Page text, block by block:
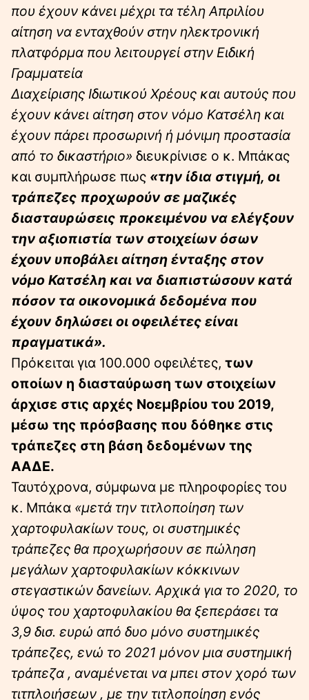
που έχουν κάνει μέχρι τα τέλη Απριλίου
αίτηση να ενταχθούν στην ηλεκτρονική
πλατφόρμα που λειτουργεί στην Ειδική
Γραμματεία
Διαχείρισης Ιδιωτικού Χρέους και αυτούς που
έχουν κάνει αίτηση στον νόμο Κατσέλη και
έχουν πάρει προσωρινή ή μόνιμη προστασία
από το δικαστήριο» διευκρίνισε ο κ. Μπάκας
και συμπλήρωσε πως «την ίδια στιγμή, οι
τράπεζες προχωρούν σε μαζικές
διασταυρώσεις προκειμένου να ελέγξουν
την αξιοπιστία των στοιχείων όσων
έχουν υποβάλει αίτηση ένταξης στον
νόμο Κατσέλη και να διαπιστώσουν κατά
πόσον τα οικονομικά δεδομένα που
έχουν δηλώσει οι οφειλέτες είναι
πραγματικά».
Πρόκειται για 100.000 οφειλέτες, των
οποίων η διασταύρωση των στοιχείων
άρχισε στις αρχές Νοεμβρίου του 2019,
μέσω της πρόσβασης που δόθηκε στις
τράπεζες στη βάση δεδομένων της
ΑΑΔΕ.
Ταυτόχρονα, σύμφωνα με πληροφορίες του
κ. Μπάκα «μετά την τιτλοποίηση των
χαρτοφυλακίων τους, οι συστημικές
τράπεζες θα προχωρήσουν σε πώληση
μεγάλων χαρτοφυλακίων κόκκινων
στεγαστικών δανείων. Αρχικά για το 2020, το
ύψος του χαρτοφυλακίου θα ξεπεράσει τα
3,9 δισ. ευρώ από δυο μόνο συστημικές
τράπεζες, ενώ το 2021 μόνον μια συστημική
τράπεζα , αναμένεται να μπει στον χορό των
τιτπλοιήσεων , με την τιτλοποίηση ενός